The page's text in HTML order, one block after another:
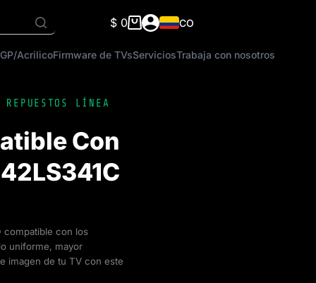
Carro
compra
$ 0 CO
AcrilicoFirmware de TVsServiciosTrabaja con nosotros
REPUESTOS LÍNEA
Con
compatible con los
uniforme, mayor
imagen de tu TV con este